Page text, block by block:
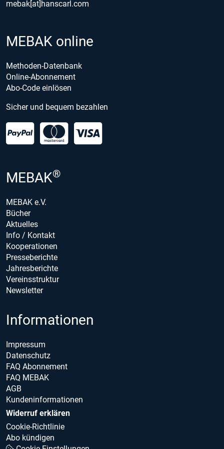
mebak[at]hanscarl.com
MEBAK online
Methoden-Datenbank
Online-Abonnement
Abo-Code einlösen
Sicher und bequem bezahlen
MEBAK®
MEBAK e.V.
Bücher
Aktuelles
Info / Kontakt
Kooperationen
Presseberichte
Jahresberichte
Vereinsstruktur
Newsletter
Informationen
Impressum
Datenschutz
FAQ Abonnement
FAQ MEBAK
AGB
Kundeninformationen
Widerruf erklären
Cookie-Richtlinie
Abo kündigen